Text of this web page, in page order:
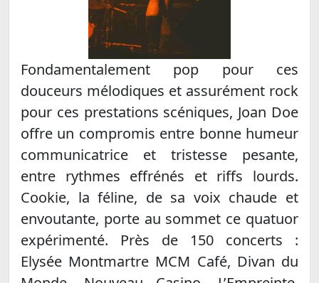
Fondamentalement pop pour ces
douceurs mélodiques et assurément rock
pour ces prestations scéniques, Joan Doe
offre un compromis entre bonne humeur
communicatrice et tristesse pesante,
entre rythmes effrénés et riffs lourds.
Cookie, la féline, de sa voix chaude et
envoutante, porte au sommet ce quatuor
expérimenté. Près de 150 concerts :
Elysée Montmartre MCM Café, Divan du